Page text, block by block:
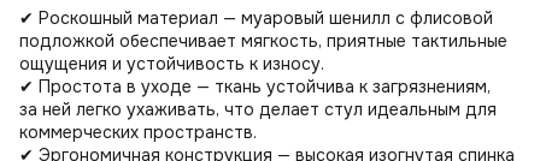
✔ Роскошный материал — муаровый шенилл с флисовой
подложкой обеспечивает мягкость, приятные тактильные
ощущения и устойчивость к износу.
✔ Простота в уходе — ткань устойчива к загрязнениям,
за ней легко ухаживать, что делает стул идеальным для
коммерческих пространств.
✔ Эргономичная конструкция — высокая изогнутая спинка